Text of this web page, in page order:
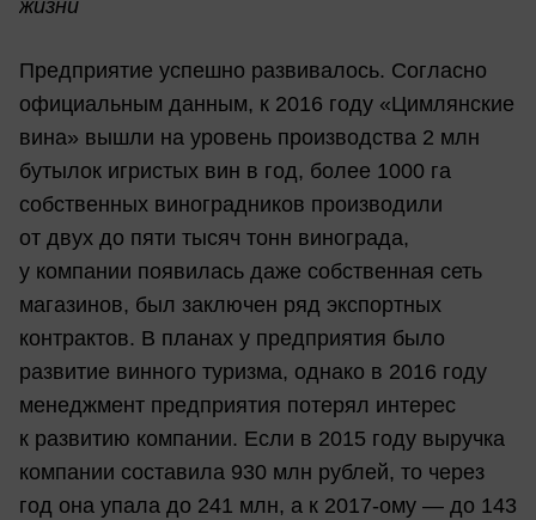
жизни
Предприятие успешно развивалось. Согласно
официальным данным, к 2016 году «Цимлянские
вина» вышли на уровень производства 2 млн
бутылок игристых вин в год, более 1000 га
собственных виноградников производили
от двух до пяти тысяч тонн винограда,
у компании появилась даже собственная сеть
магазинов, был заключен ряд экспортных
контрактов. В планах у предприятия было
развитие винного туризма, однако в 2016 году
менеджмент предприятия потерял интерес
к развитию компании. Если в 2015 году выручка
компании составила 930 млн рублей, то через
год она упала до 241 млн, а к 2017-ому — до 143